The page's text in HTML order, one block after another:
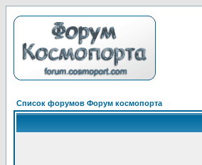
Список форумов Форум космопорта